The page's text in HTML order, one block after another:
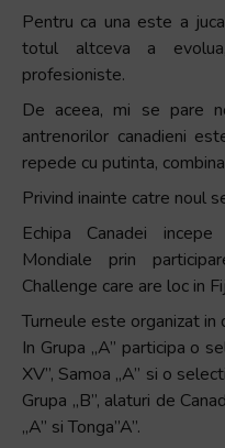
Pentru ca una este a
totul altceva a
profesioniste.
De aceea, mi se pare
antrenorilor canadieni
repede cu putinta,
Privind inainte catre noul
Echipa Canadei
Mondiale prin
Challenge care are loc in
Turneule este organizat in
In Grupa „A” participa o
XV”, Samoa „A” si o
Grupa „B”, alaturi de
„A” si Tonga”A”.